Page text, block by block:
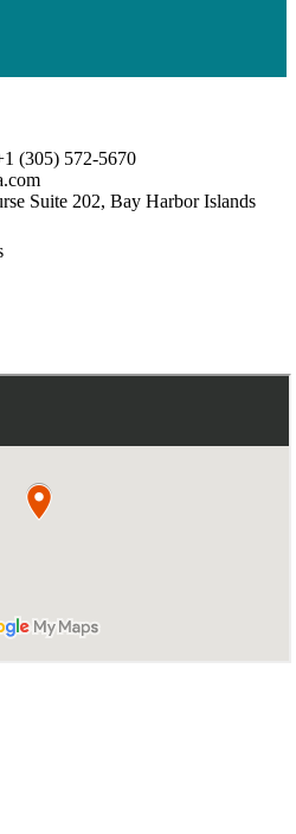
(305) 572-5670
Suite 202, Bay Harbor Islands